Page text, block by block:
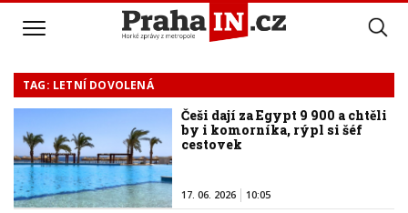
TAG: LETNÍ DOVOLENÁ
Češi dají za Egypt 9 900 a chtěli
by i komorníka, rýpl si šéf
cestovek
17. 06. 2026 10:05